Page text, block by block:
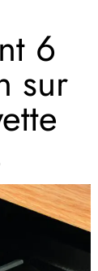
6
sur